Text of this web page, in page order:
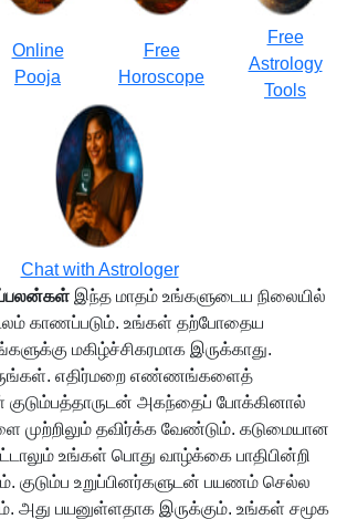
Online
Pooja
Free
Horoscope
Free
Astrology
Tools
Chat with Astrologer
இந்த மாதம் உங்களுடைய நிலையில்
காணப்படும். உங்கள் தற்போதைய
மகிழ்ச்சிகரமாக இருக்காது.
எதிர்மறை எண்ணங்களைத்
குடும்பத்தாருடன் அகந்தைப் போக்கினால்
முற்றிலும் தவிர்க்க வேண்டும். கடுமையான
உங்கள் பொது வாழ்க்கை பாதிபின்றி
குடும்ப உறுப்பினர்களுடன் பயணம் செல்ல
அது பயனுள்ளதாக இருக்கும். உங்கள் சமூக